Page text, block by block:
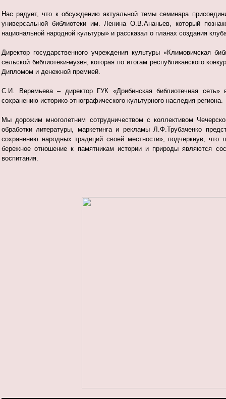
Нас радует, что к обсуждению актуальной темы семинара
универсальной библиотеки им. Ленина О.В.Ананьев, который
национальной народной культуры» и рассказал о планах создания
Директор государственного учреждения культуры «Климовичская
сельской библиотеки-музея, которая по итогам республиканского
Дипломом и денежной премией.
С.И. Веремьева – директор ГУК «Дрибинская библиотечная сеть»
сохранению историко-этнографического культурного наследия региона.
Мы дорожим многолетним сотрудничеством с коллективом
обработки литературы, маркетинга и рекламы Л.Ф.Трубаченко
сохранению народных традиций своей местности», подчеркнув,
бережное отношение к памятникам истории и природы являются
воспитания.